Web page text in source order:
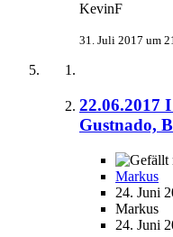
KevinF
31. Juli 2017 um
22.06.2017
Gustnado,
Markus
24. Juni
Markus
24. Juni